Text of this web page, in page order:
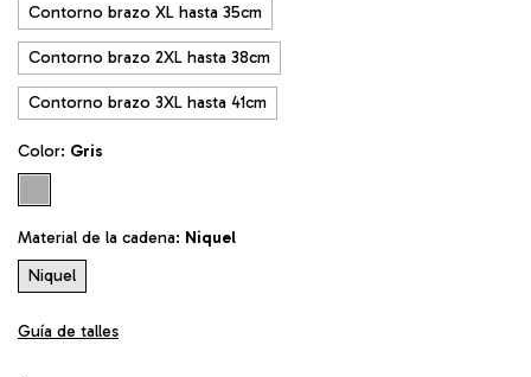
Contorno brazo XL hasta 35cm
Contorno brazo 2XL hasta 38cm
Contorno brazo 3XL hasta 41cm
Color: Gris
Material de la cadena: Niquel
Niquel
Guía de talles